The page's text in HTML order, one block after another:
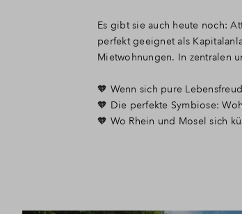
Es gibt sie auch heute noch:
perfekt geeignet als
Mietwohnungen. In zentralen
🧡 Wenn sich pure
🧡 Die perfekte Symbiose:
🧡 Wo Rhein und Mosel sich